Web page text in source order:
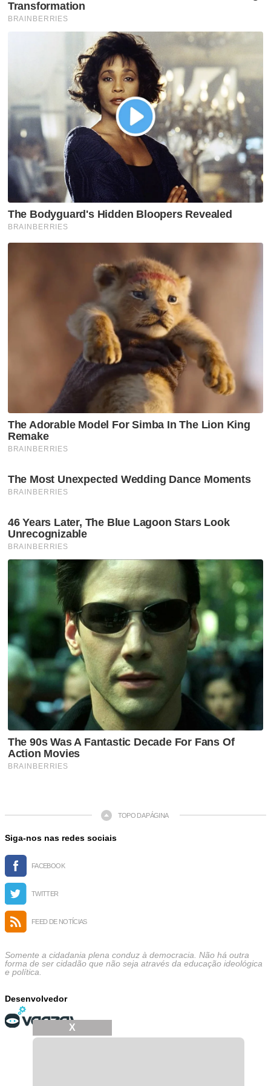
TOPO DA PÁGINA
Siga-nos nas redes sociais
FACEBOOK
TWITTER
FEED DE NOTÍCIAS
Somente a cidadania plena conduz à democracia. Não há outra
forma de ser cidadão que não seja através da educação ideológica
e política.
Desenvolvedor
X